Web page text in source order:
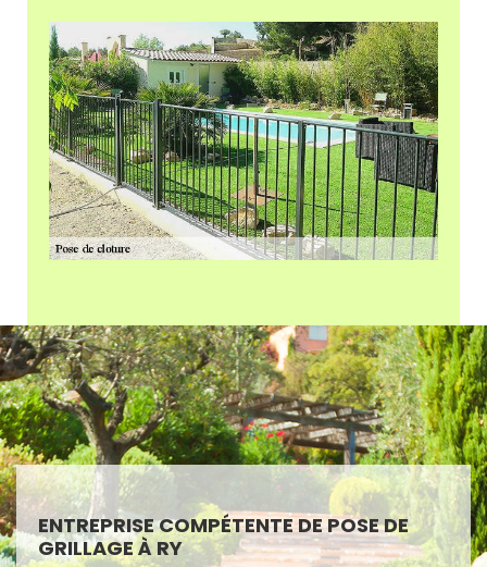
ENTREPRISE COMPÉTENTE DE POSE DE
GRILLAGE À RY